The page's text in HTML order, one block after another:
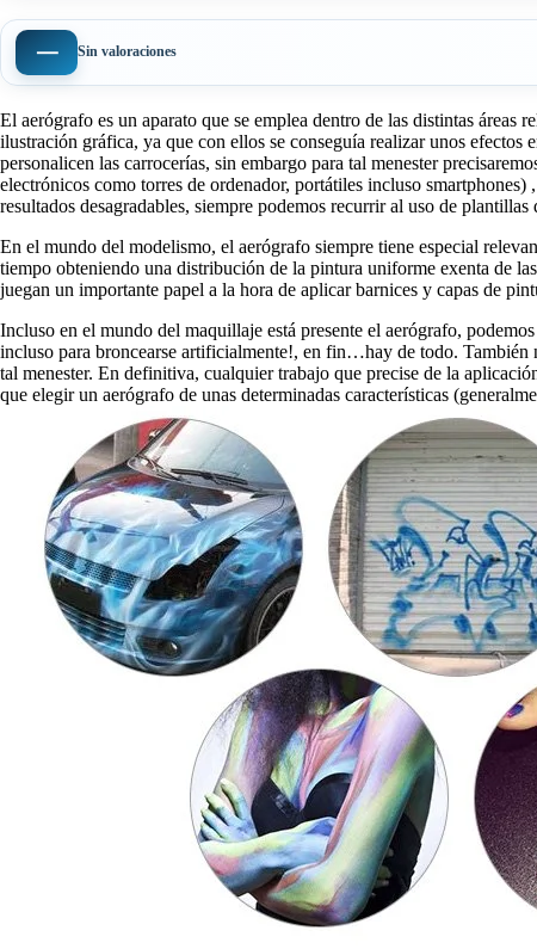
— Sin valoraciones
El aerógrafo es un aparato que se emplea dentro de las distintas
ilustración gráfica, ya que con ellos se conseguía realizar unos
personalicen las carrocerías, sin embargo para tal menester
electrónicos como torres de ordenador, portátiles incluso
resultados desagradables, siempre podemos recurrir al uso de
En el mundo del modelismo, el aerógrafo siempre tiene especial
tiempo obteniendo una distribución de la pintura uniforme exenta de
juegan un importante papel a la hora de aplicar barnices y capas de
Incluso en el mundo del maquillaje está presente el aerógrafo,
incluso para broncearse artificialmente!, en fin…hay de todo. También
tal menester. En definitiva, cualquier trabajo que precise de la
que elegir un aerógrafo de unas determinadas características